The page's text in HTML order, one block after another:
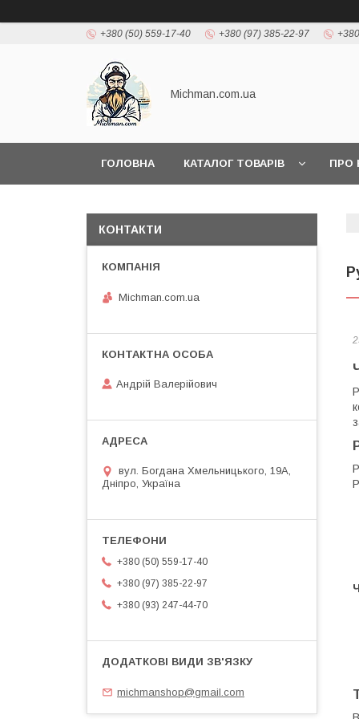
+380 (50) 559-17-40 +380 (97) 385-22-97
Michman.com.ua
ГОЛОВНА КАТАЛОГ ТОВАРІВ ПРО
КОНТАКТИ
Michman.com.ua
Андрій Валерійович
вул. Богдана Хмельницького, 19А,
Дніпро, Україна
+380 (50) 559-17-40
+380 (97) 385-22-97
+380 (93) 247-44-70
michmanshop@gmail.com